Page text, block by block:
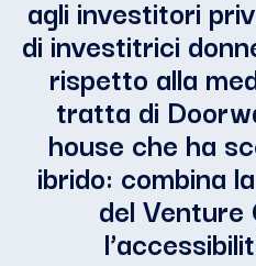
agli investitori
di investitrici
rispetto alla
tratta di
house che ha
ibrido: combina
del Venture